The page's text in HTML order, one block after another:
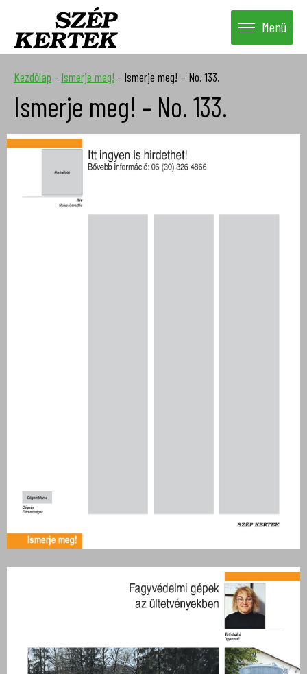
Menü
Kezdőlap - Ismerje meg! - Ismerje meg! – No. 133.
Ismerje meg! – No. 133.